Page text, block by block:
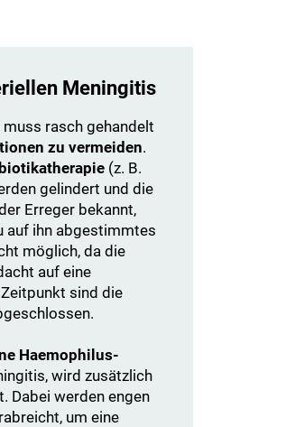
Meningitis
rasch gehandelt
zu vermeiden.
(z. B.
gelindert und die
Erreger bekannt,
auf ihn abgestimmtes
möglich, da die
auf eine
sind die
Haemophilus-
wird zusätzlich
Dabei werden engen
um eine